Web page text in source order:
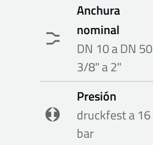
Anchura
nominal
DN 10 a DN 50
3/8" a 2"
Presión
druckfest a 16
bar